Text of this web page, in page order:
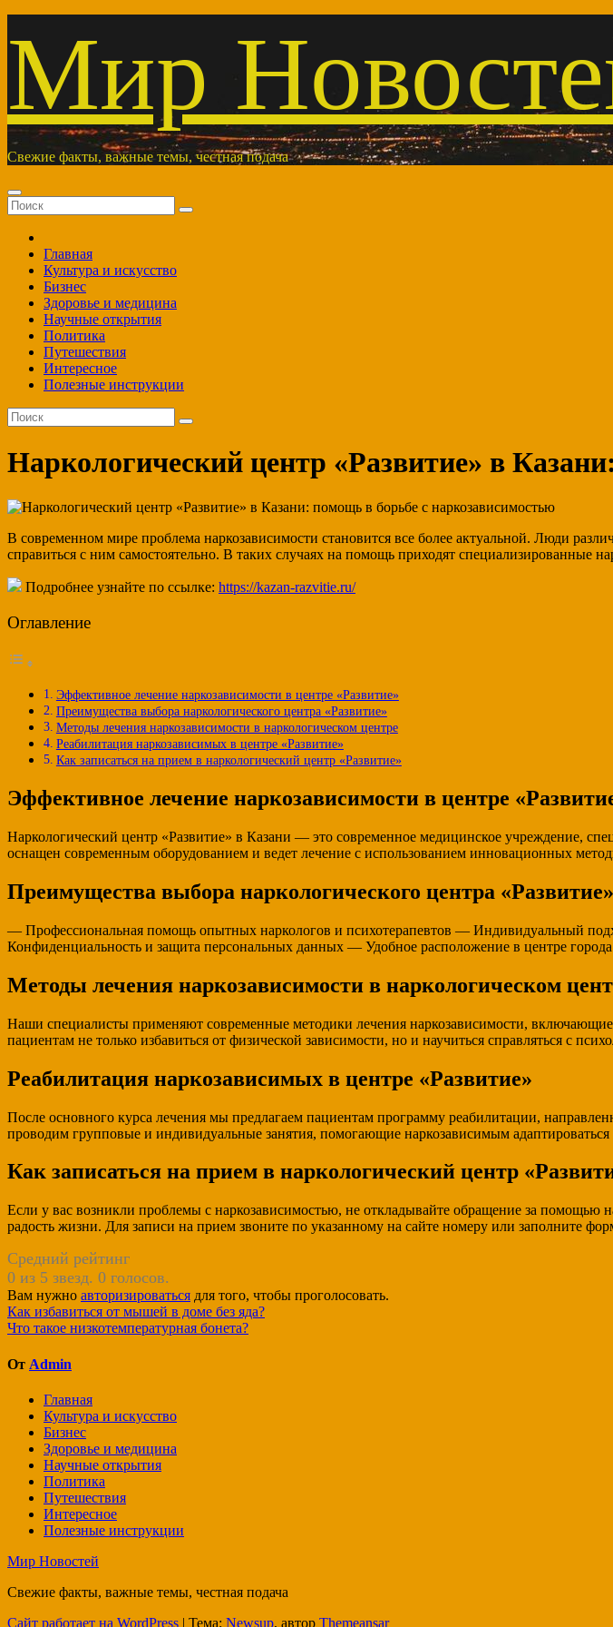
к
содержимому
Мир
Свежие факты, важные темы, честная подача
Главная
Культура и искусство
Бизнес
Здоровье и медицина
Научные открытия
Политика
Путешествия
Интересное
Полезные инструкции
Наркологический центр «Развитие» в
В современном мире проблема наркозависимости становится все более актуальной. Люди
справиться с ним самостоятельно. В таких случаях на помощь приходят
Подробнее узнайте по ссылке: https://kazan-razvitie.ru/
Оглавление
Эффективное лечение наркозависимости в центре «Развитие»
Преимущества выбора наркологического центра «Развитие»
Методы лечения наркозависимости в наркологическом центре
Реабилитация наркозависимых в центре «Развитие»
Как записаться на прием в наркологический центр «Развитие»
Эффективное лечение наркозависимости в центре
Наркологический центр «Развитие» в Казани — это современное медицинское учреждение,
оснащен современным оборудованием и ведет лечение с использованием инновационных
Преимущества выбора наркологического центра «Развитие»
— Профессиональная помощь опытных наркологов и психотерапевтов — Индивидуальный
Конфиденциальность и защита персональных данных — Удобное расположение в центре города
Методы лечения наркозависимости в наркологическом
Наши специалисты применяют современные методики лечения наркозависимости,
пациентам не только избавиться от физической зависимости, но и научиться справляться с
Реабилитация наркозависимых в центре «Развитие»
После основного курса лечения мы предлагаем пациентам программу реабилитации,
проводим групповые и индивидуальные занятия, помогающие наркозависимым
Как записаться на прием в наркологический центр
Если у вас возникли проблемы с наркозависимостью, не откладывайте обращение за
радость жизни. Для записи на прием звоните по указанному на сайте номеру или заполните
Средний рейтинг
0 из 5 звезд. 0 голосов.
Вам нужно авторизироваться для того, чтобы проголосовать.
Навигация
по
записям
Как избавиться от мышей в доме без яда?
Что такое низкотемпературная бонета?
От Admin
Главная
Культура и искусство
Бизнес
Здоровье и медицина
Научные открытия
Политика
Путешествия
Интересное
Полезные инструкции
Мир Новостей
Свежие факты, важные темы, честная подача
Сайт работает на WordPress | Тема: Newsup, автор Themeansar